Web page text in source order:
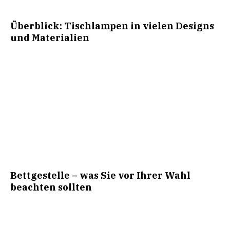
Überblick: Tischlampen in vielen Designs
und Materialien
Bettgestelle – was Sie vor Ihrer Wahl
beachten sollten